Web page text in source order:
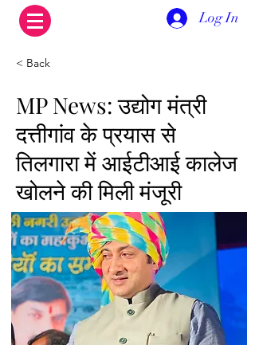
Log In
< Back
MP News: उद्योग मंत्री
दत्तीगांव के प्रयास से
तिलगारा में आईटीआई कालेज
खोलने की मिली मंजूरी